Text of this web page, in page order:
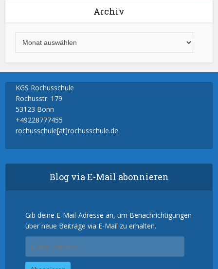
Archiv
KGS Rochusschule
Rochusstr. 179
53123 Bonn
+49228777455
rochusschule[at]rochusschule.de
Blog via E-Mail abonnieren
Gib deine E-Mail-Adresse an, um Benachrichtigungen
über neue Beiträge via E-Mail zu erhalten.
Mail-
Adresse